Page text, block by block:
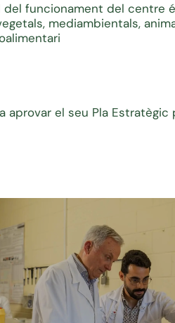
del funcionament del centre
mediambientals,
aprovar el seu Pla